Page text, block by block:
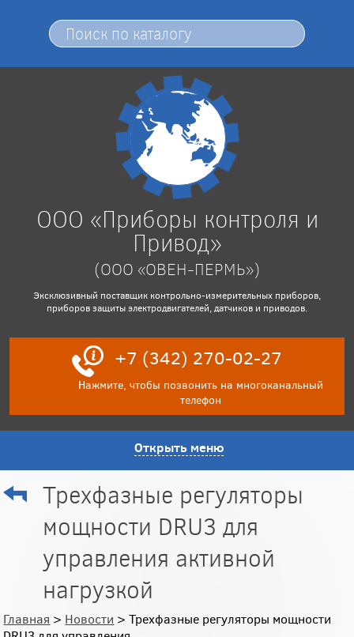
ООО «Приборы контроля и
Привод»
(ООО «ОВЕН-ПЕРМЬ»)
Эксклюзивный поставщик контрольно-измерительных приборов,
приборов защиты электродвигателей, датчиков и приводов.
+7 (342) 270-02-27
Нажмите, чтобы позвонить на многоканальный
телефон
Открыть меню
Трехфазные регуляторы
мощности DRU3 для
управления активной
нагрузкой
Главная > Новости > Трехфазные регуляторы мощности